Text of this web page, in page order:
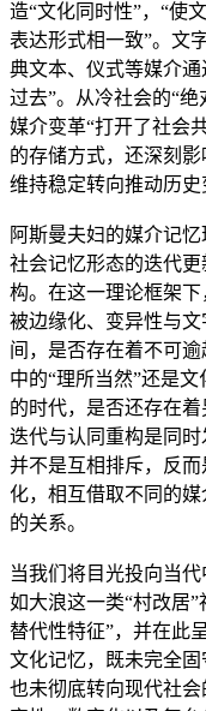
造“文化同时性”，“使
表达形式相一致”。文
典文本、仪式等媒介
过去”。从冷社会的“绝
媒介变革“打开了社会
的存储方式，还深刻
维持稳定转向推动历史
阿斯曼夫妇的媒介记
社会记忆形态的迭代
构。在这一理论框架下
被边缘化、变异性与
间，是否存在着不可
中的“理所当然”还是
的时代，是否还存在
迭代与认同重构是同时
并不是互相排斥，反
化，相互借取不同的
的关系。
当我们将目光投向当
如大浪这一类“村改居
替代性特征”，并在此
文化记忆，既未完全固
也未彻底转向现代社